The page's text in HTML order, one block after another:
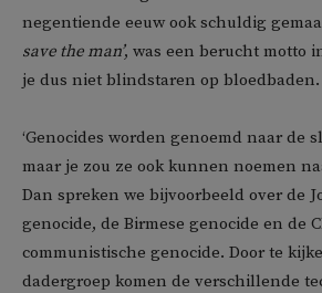
negentiende eeuw ook schuldig
save the man’, was een berucht motto
je dus niet blindstaren op bloedbaden.
‘Genocides worden genoemd naar de
maar je zou ze ook kunnen noemen
Dan spreken we bijvoorbeeld over de
genocide, de Birmese genocide en de
communistische genocide. Door te
dadergroep komen de verschillende